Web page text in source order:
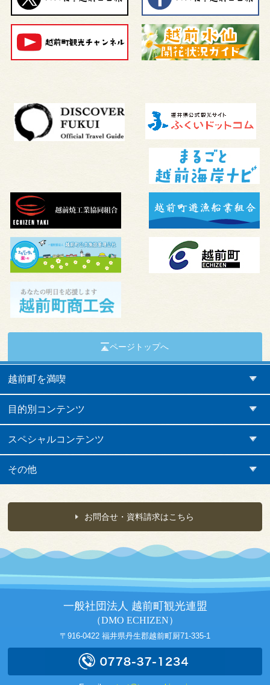
ページトップへ
越前町を満喫
目的別コンテンツ
スペシャルコンテンツ
その他
お問合せ・資料請求はこちら
一般社団法人 越前町観光連盟
（DMO ECHIZEN）
〒916-0422 福井県丹生郡越前町厨71-335-1